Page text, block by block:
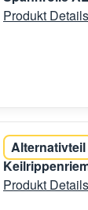
Produkt Details
Alternativteil
Produkt Details